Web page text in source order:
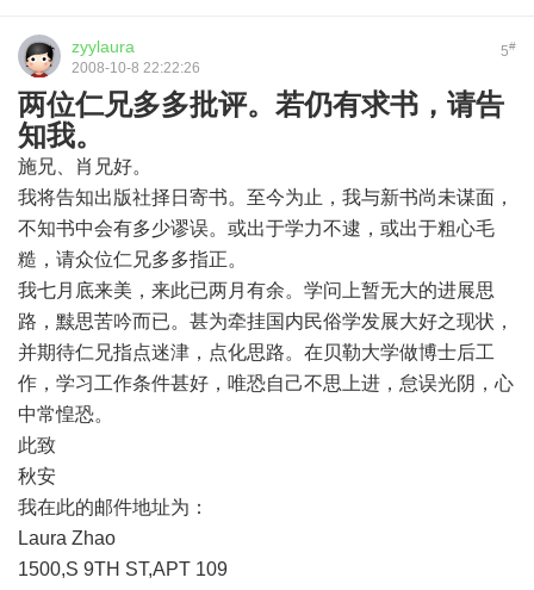
5#
zyylaura
2008-10-8 22:22:26
两位仁兄多多批评。若仍有求书，请告
知我。
施兄、肖兄好。
我将告知出版社择日寄书。至今为止，我与新书尚未谋面，
不知书中会有多少谬误。或出于学力不逮，或出于粗心毛
糙，请众位仁兄多多指正。
我七月底来美，来此已两月有余。学问上暂无大的进展思
路，黩思苦吟而已。甚为牵挂国内民俗学发展大好之现状，
并期待仁兄指点迷津，点化思路。在贝勒大学做博士后工
作，学习工作条件甚好，唯恐自己不思上进，怠误光阴，心
中常惶恐。
此致
秋安
我在此的邮件地址为：
Laura Zhao
1500,S 9TH ST,APT 109